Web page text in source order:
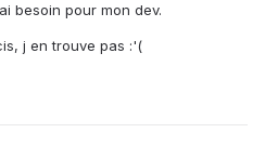
besoin pour mon dev.
j en trouve pas :'(